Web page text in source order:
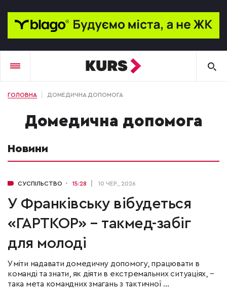
ГОЛОВНА ДОМЕДИЧНА ДОПОМОГА
домедична допомога
Новини
СУСПІЛЬСТВО 15:28 10 ЧЕР., 2026
У Франківську вібудеться
«ГАРТКОР» – такмед-забіг
для молоді
Уміти надавати домедичну допомогу, працювати в
команді та знати, як діяти в екстремальних ситуаціях, –
така мета командних змагань з тактичної ...